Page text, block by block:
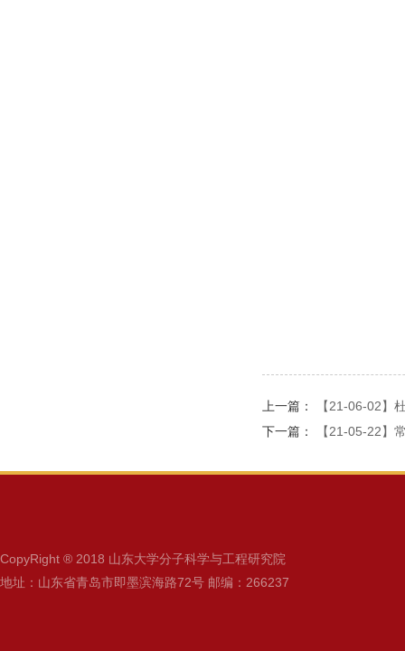
上一篇：
【21-06-02】
下一篇：
【21-05-22】
CopyRight ® 2018 山东大学分子科学与工程研究院
地址：山东省青岛市即墨滨海路72号 邮编：266237